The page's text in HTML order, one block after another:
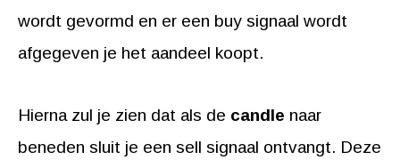
wordt gevormd en er een buy signaal wordt
afgegeven je het aandeel koopt.
Hierna zul je zien dat als de candle naar
beneden sluit je een sell signaal ontvangt. Deze